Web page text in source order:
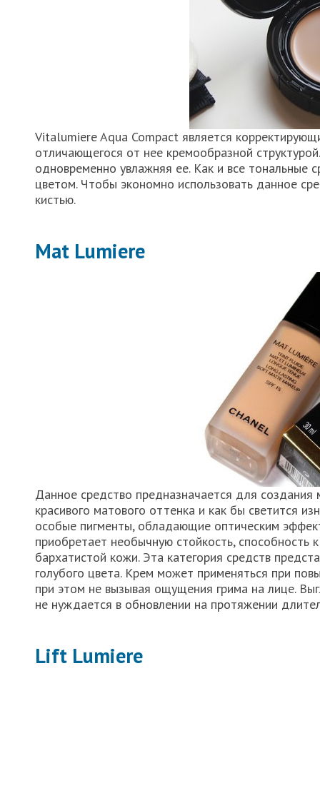
Vitalumiere Aqua Compact является
отличающегося от нее кремообразной
одновременно увлажняя ее. Как и все
цветом. Чтобы экономно использовать данное
кистью.
Mat Lumiere
Данное средство предназначается для
красивого матового оттенка и как бы светится
особые пигменты, обладающие оптическим
приобретает необычную стойкость,
бархатистой кожи. Эта категория средств
голубого цвета. Крем может применяться при
при этом не вызывая ощущения грима на лице.
не нуждается в обновлении на протяжении
Lift Lumiere